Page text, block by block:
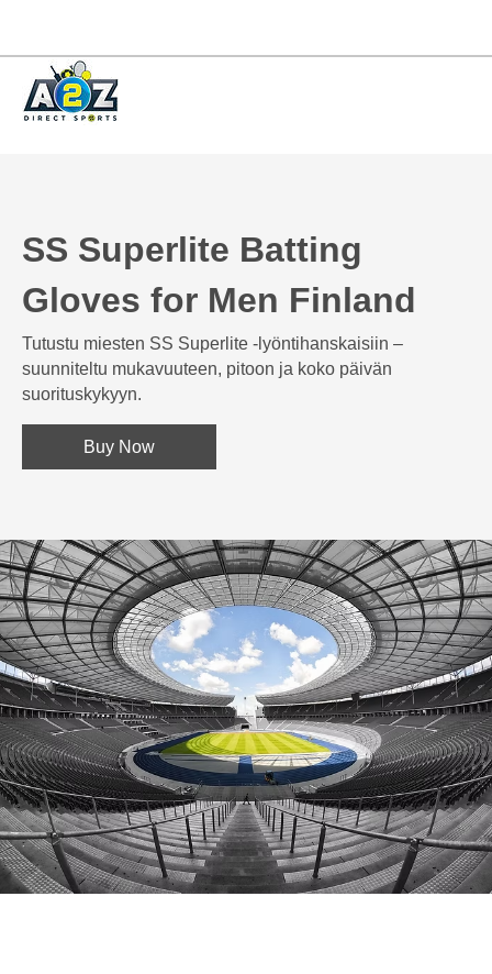
SS Superlite Batting
Gloves for Men Finland
Tutustu miesten SS Superlite -lyöntihanskaisiin –
suunniteltu mukavuuteen, pitoon ja koko päivän
suorituskykyyn.
Buy Now